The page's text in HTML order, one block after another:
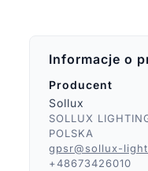
Informacje o
Producent
Sollux
SOLLUX
POLSKA
gpsr@sollux-
+48673426010